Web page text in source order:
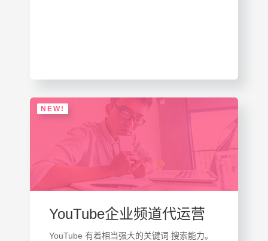
NEW!
YouTube企业频道代运营
YouTube 有着相当强大的关键词 搜索能力。